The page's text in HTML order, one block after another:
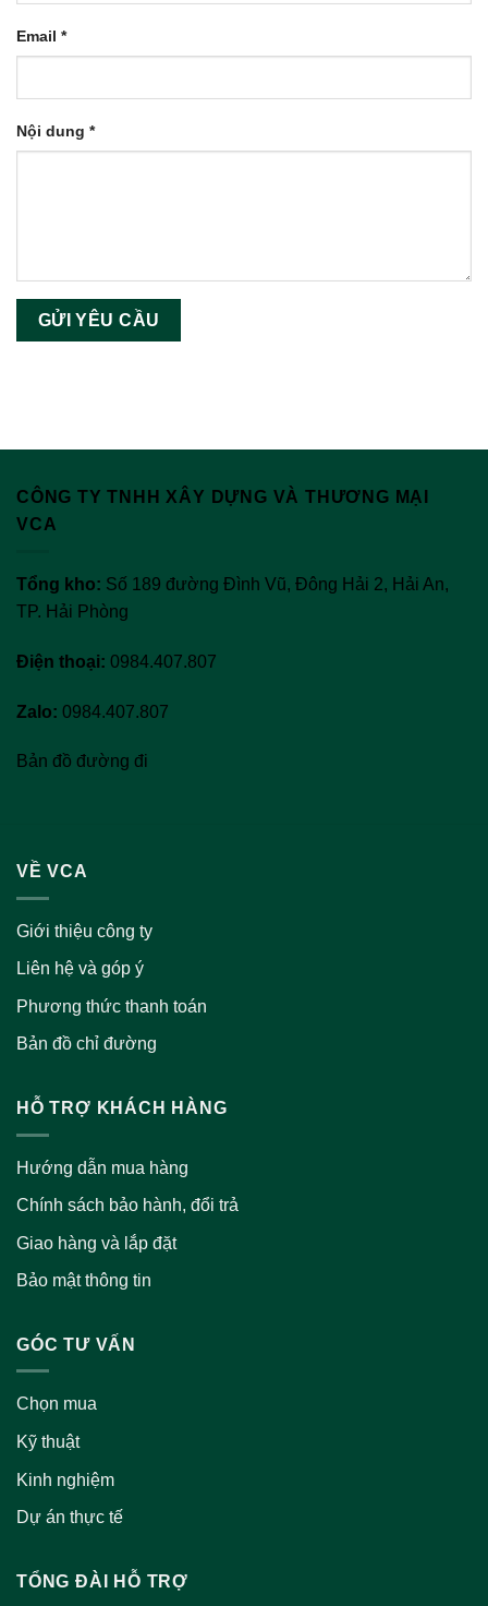
Email *
Nội dung *
CÔNG TY TNHH XÂY DỰNG VÀ THƯƠNG MẠI
VCA
Tổng kho: Số 189 đường Đình Vũ, Đông Hải 2, Hải An,
TP. Hải Phòng
Điện thoại: 0984.407.807
Zalo: 0984.407.807
Bản đồ đường đi
VỀ VCA
Giới thiệu công ty
Liên hệ và góp ý
Phương thức thanh toán
Bản đồ chỉ đường
HỖ TRỢ KHÁCH HÀNG
Hướng dẫn mua hàng
Chính sách bảo hành, đổi trả
Giao hàng và lắp đặt
Bảo mật thông tin
GÓC TƯ VẤN
Chọn mua
Kỹ thuật
Kinh nghiệm
Dự án thực tế
TỔNG ĐÀI HỖ TRỢ